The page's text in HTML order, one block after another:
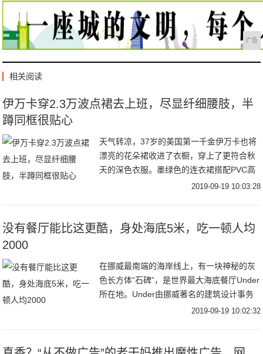
广告
相关阅读
伊万卡穿2.3万波点裙去上班，尽显纤细腰肢，半
蹲同框很贴心
天气转凉，37岁的美国第一千金伊万卡也将
漂亮的花朵裙收进了衣橱，穿上了更符合秋
天的深色衣服。墨绿色的连衣裙搭配PVC高
跟鞋，受到了时尚评论的交口称赞，而裙摆
2019-09-19 10:03:28
没有餐厅能比这更酷，身处海底5米，吃一顿人均
2000
在挪威最南端的海岸线上，有一块神秘的灰
色长方体“石碑”，是世界最大海底餐厅Under
所在地。Under由挪威著名的建筑设计事务
所Snøhetta 操刀设计。建筑内底部还有一整
2019-09-19 10:02:32